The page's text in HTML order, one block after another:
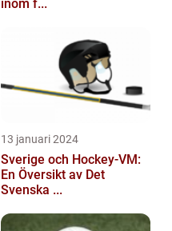
inom f...
13 januari 2024
Sverige och Hockey-VM:
En Översikt av Det
Svenska ...